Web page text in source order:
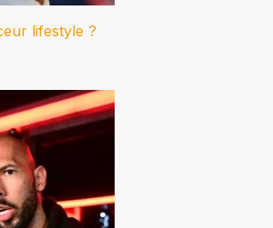
lifestyle ?